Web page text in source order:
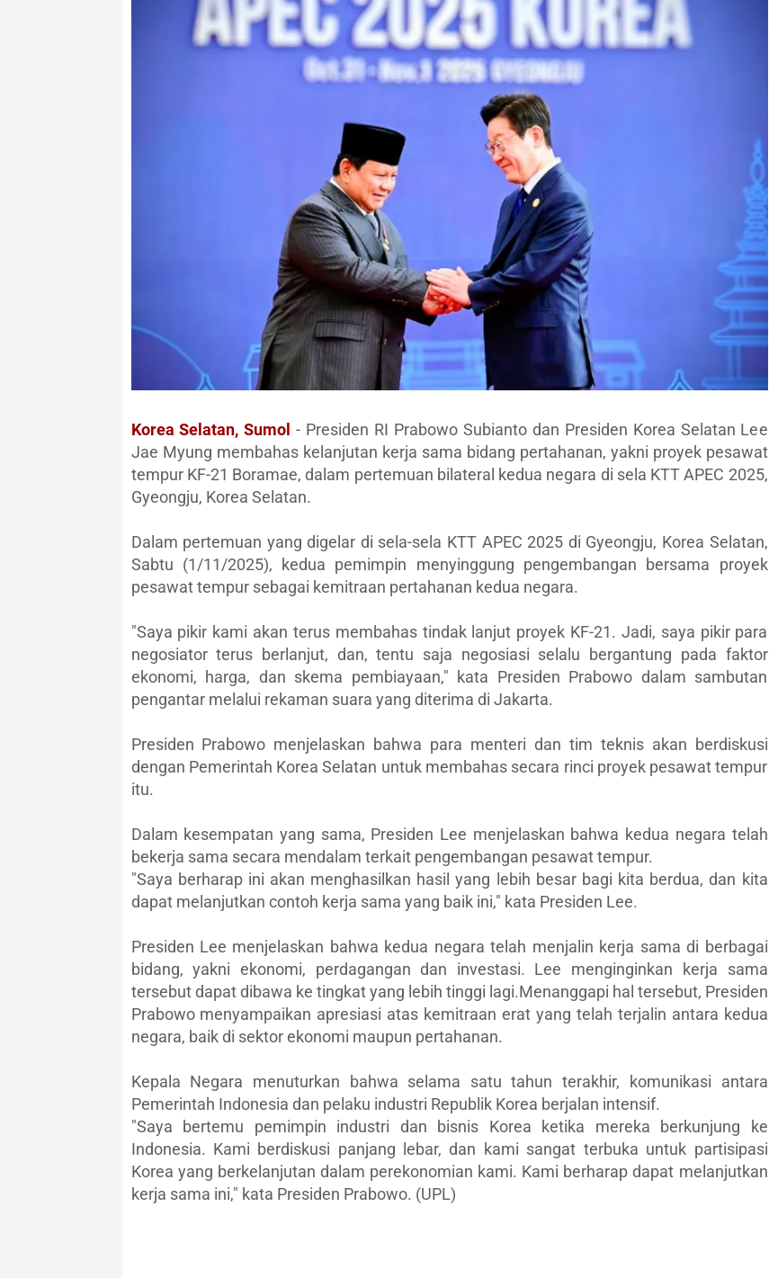
Korea Selatan, Sumol- Presiden RI Prabowo Subianto dan Presiden Korea Selatan Lee
Jae Myung membahas kelanjutan kerja sama bidang pertahanan, yakni proyek pesawat
tempur KF-21 Boramae, dalam pertemuan bilateral kedua negara di sela KTT APEC 2025,
Gyeongju, Korea Selatan.
Dalam pertemuan yang digelar di sela-sela KTT APEC 2025 di Gyeongju, Korea Selatan,
Sabtu (1/11/2025), kedua pemimpin menyinggung pengembangan bersama proyek
pesawat tempur sebagai kemitraan pertahanan kedua negara.
"Saya pikir kami akan terus membahas tindak lanjut proyek KF-21. Jadi, saya pikir para
negosiator terus berlanjut, dan, tentu saja negosiasi selalu bergantung pada faktor
ekonomi, harga, dan skema pembiayaan," kata Presiden Prabowo dalam sambutan
pengantar melalui rekaman suara yang diterima di Jakarta.
Presiden Prabowo menjelaskan bahwa para menteri dan tim teknis akan berdiskusi
dengan Pemerintah Korea Selatan untuk membahas secara rinci proyek pesawat tempur
itu.
Dalam kesempatan yang sama, Presiden Lee menjelaskan bahwa kedua negara telah
bekerja sama secara mendalam terkait pengembangan pesawat tempur.
"Saya berharap ini akan menghasilkan hasil yang lebih besar bagi kita berdua, dan kita
dapat melanjutkan contoh kerja sama yang baik ini," kata Presiden Lee.
Presiden Lee menjelaskan bahwa kedua negara telah menjalin kerja sama di berbagai
bidang, yakni ekonomi, perdagangan dan investasi. Lee menginginkan kerja sama
tersebut dapat dibawa ke tingkat yang lebih tinggi lagi.Menanggapi hal tersebut, Presiden
Prabowo menyampaikan apresiasi atas kemitraan erat yang telah terjalin antara kedua
negara, baik di sektor ekonomi maupun pertahanan.
Kepala Negara menuturkan bahwa selama satu tahun terakhir, komunikasi antara
Pemerintah Indonesia dan pelaku industri Republik Korea berjalan intensif.
"Saya bertemu pemimpin industri dan bisnis Korea ketika mereka berkunjung ke
Indonesia. Kami berdiskusi panjang lebar, dan kami sangat terbuka untuk partisipasi
Korea yang berkelanjutan dalam perekonomian kami. Kami berharap dapat melanjutkan
kerja sama ini," kata Presiden Prabowo. (UPL)